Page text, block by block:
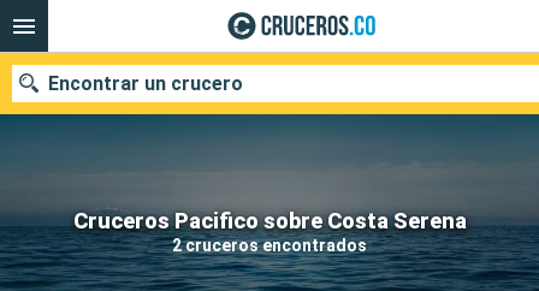
Cruceros Pacifico sobre Costa Serena
2 cruceros encontrados
Encontrar un crucero
Fecha de salida